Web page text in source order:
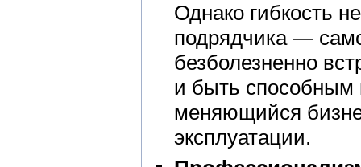
Однако гибкость
подрядчика —
безболезненно
и быть способным
меняющийся
эксплуатации.